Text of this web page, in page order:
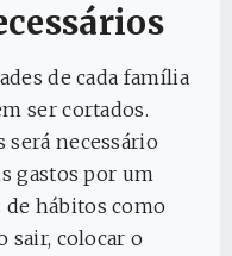
de cada família
ser cortados.
necessário
gastos por um
de hábitos como
sair, colocar o